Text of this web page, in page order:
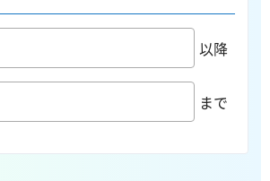
以降
まで